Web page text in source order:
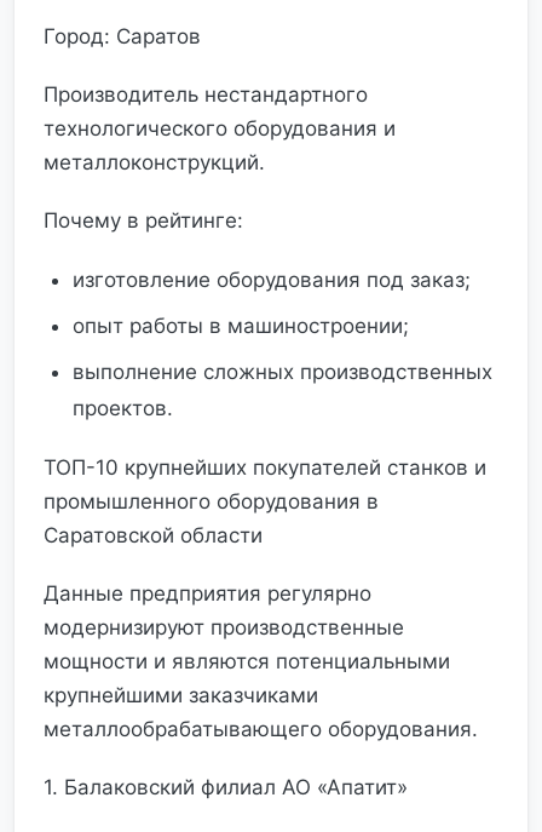
Город: Саратов
Производитель нестандартного
технологического оборудования и
металлоконструкций.
Почему в рейтинге:
изготовление оборудования под заказ;
опыт работы в машиностроении;
выполнение сложных производственных
проектов.
ТОП-10 крупнейших покупателей станков и
промышленного оборудования в
Саратовской области
Данные предприятия регулярно
модернизируют производственные
мощности и являются потенциальными
крупнейшими заказчиками
металлообрабатывающего оборудования.
1. Балаковский филиал АО «Апатит»